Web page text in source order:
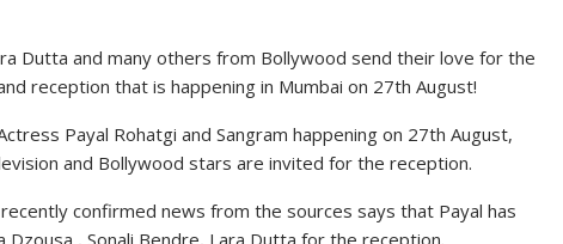
Dutta and many others from Bollywood send their love for the
reception that is happening in Mumbai on 27th August!
Payal Rohatgi and Sangram happening on 27th August,
and Bollywood stars are invited for the reception.
confirmed news from the sources says that Payal has
, Sonali Bendre, Lara Dutta for the reception.